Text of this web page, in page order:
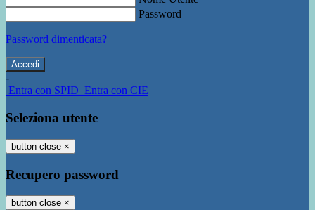
Password
Password dimenticata?
-
Entra con SPID Entra con CIE
Seleziona utente
button close ×
Recupero password
button close ×